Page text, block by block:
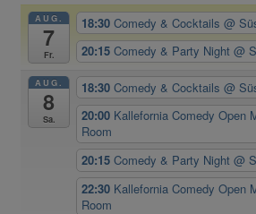
AUG.
7
Fr.
18:30Comedy & Cocktails@
20:15Comedy & Party Night@
AUG.
8
Sa.
18:30Comedy & Cocktails@
20:00 Kallefornia Comedy Open
Room
20:15Comedy & Party Night@
22:30 Kallefornia Comedy Open
Room